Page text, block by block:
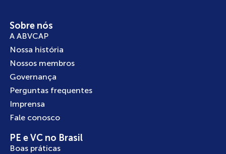
Sobre nós
A ABVCAP
Nossa história
Nossos membros
Governança
Perguntas frequentes
Imprensa
Fale conosco
PE e VC no Brasil
Boas práticas